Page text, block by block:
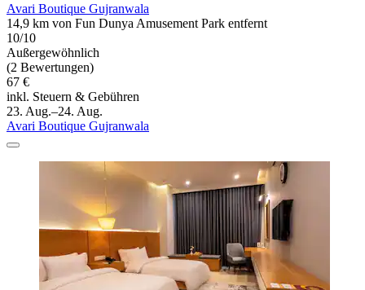
Avari Boutique Gujranwala
14,9 km von Fun Dunya Amusement Park entfernt
10/10
Außergewöhnlich
(2 Bewertungen)
67 €
inkl. Steuern & Gebühren
23. Aug.–24. Aug.
Avari Boutique Gujranwala